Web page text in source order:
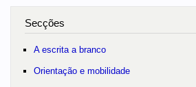
Secções
A escrita a branco
Orientação e mobilidade